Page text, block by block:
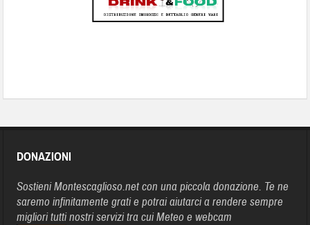
DONAZIONI
Sostieni Montescaglioso.net con una piccola donazione. Te ne
saremo infinitamente grati e potrai aiutarci a rendere sempre
migliori tutti nostri servizi tra cui Meteo e webcam